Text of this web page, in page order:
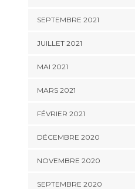
SEPTEMBRE 2021
JUILLET 2021
MAI 2021
MARS 2021
FÉVRIER 2021
DÉCEMBRE 2020
NOVEMBRE 2020
SEPTEMBRE 2020